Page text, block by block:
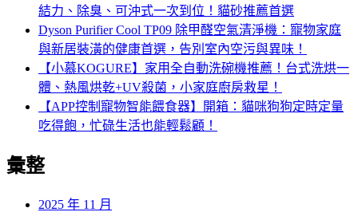
結力、除臭、可沖式一次到位！貓砂推薦首選
Dyson Purifier Cool TP09 除甲醛空氣清淨機：寵物家庭
與新居裝潢的健康首選，告別室內空污與異味！
【小慕KOGURE】家用全自動洗碗機推薦！台式洗烘一
體、熱風烘乾+UV殺菌，小家庭廚房救星！
【APP控制寵物智能餵食器】開箱：貓咪狗狗定時定量
吃得飽，忙碌生活也能輕鬆顧！
彙整
2025 年 11 月